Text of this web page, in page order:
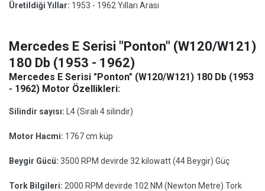
Üretildiği Yıllar: 1953 - 1962 Yılları Arası
Mercedes E Serisi "Ponton" (W120/W121)
180 Db (1953 - 1962)
Mercedes E Serisi "Ponton" (W120/W121) 180 Db (1953
- 1962) Motor Özellikleri:
Silindir sayısı: L4 (Sıralı 4 silindir)
Motor Hacmi: 1767 cm küp
Beygir Gücü: 3500 RPM devirde 32 kilowatt (44 Beygir) Güç
Tork Bilgileri: 2000 RPM devirde 102 NM (Newton Metre) Tork